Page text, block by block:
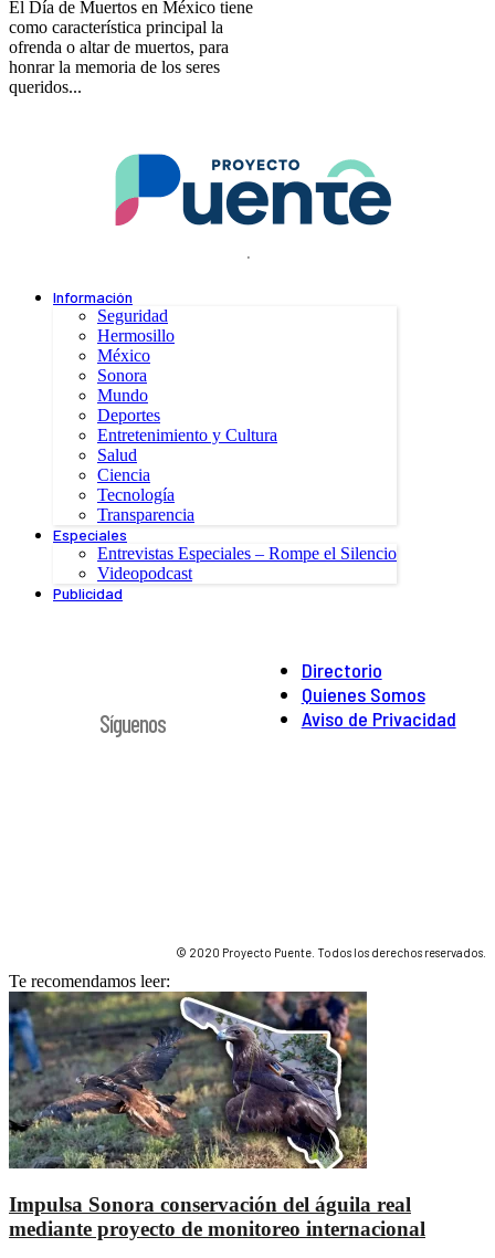
El Día de Muertos en México tiene
como característica principal la
ofrenda o altar de muertos, para
honrar la memoria de los seres
queridos...
.
Información
Seguridad
Hermosillo
México
Sonora
Mundo
Deportes
Entretenimiento y Cultura
Salud
Ciencia
Tecnología
Transparencia
Especiales
Entrevistas Especiales – Rompe el Silencio
Videopodcast
Publicidad
Directorio
Quienes Somos
Aviso de Privacidad
Síguenos
© 2020 Proyecto Puente. Todos los derechos reservados.
Te recomendamos leer:
Impulsa Sonora conservación del águila real
mediante proyecto de monitoreo internacional